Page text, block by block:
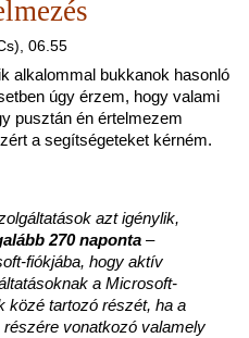
06.55
alkalommal bukkanok hasonló
úgy érzem, hogy valami
pusztán én értelmezem
a segítségeteket kérném.
azt igénylik,
270 naponta –
fiókjába, hogy aktív
a Microsoft-
közé tartozó részét, ha a
vonatkozó valamely